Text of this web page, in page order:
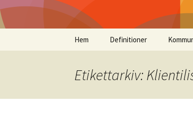
Hem Definitioner
Etikettarkiv: